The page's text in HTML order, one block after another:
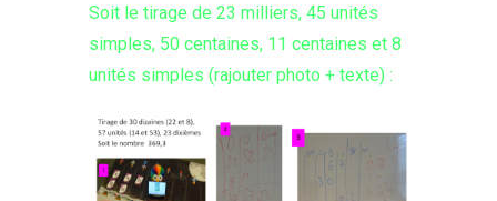
Soit le tirage de 23 milliers, 45 unités
simples, 50 centaines, 11 centaines et 8
unités simples (rajouter photo + texte) :